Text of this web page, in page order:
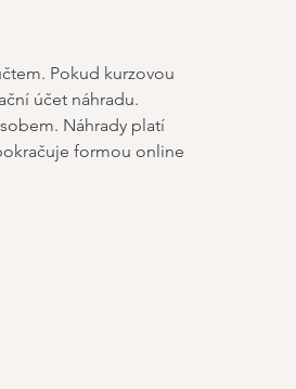
Pokud kurzovou
účet náhradu.
Náhrady platí
formou online